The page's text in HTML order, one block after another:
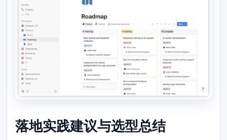
落地实践建议与选型总结